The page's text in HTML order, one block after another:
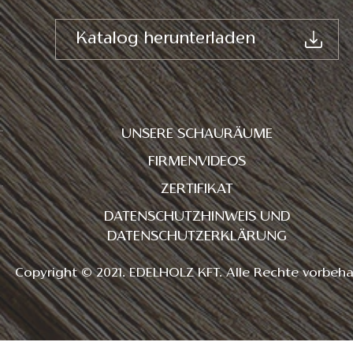
Katalog herunterladen
UNSERE SCHAURÄUME
FIRMENVIDEOS
ZERTIFIKAT
DATENSCHUTZHINWEIS UND
DATENSCHUTZERKLÄRUNG
Copyright © 2021. EDELHOLZ KFT. Alle Rechte